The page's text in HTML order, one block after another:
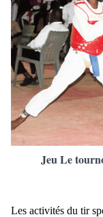
Jeu Le
Les activités du tir